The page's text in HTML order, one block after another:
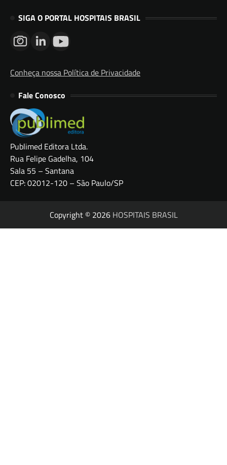
SIGA O PORTAL HOSPITAIS BRASIL
Conheça nossa Política de Privacidade
Fale Conosco
Publimed Editora Ltda.
Rua Felipe Gadelha, 104
Sala 55 – Santana
CEP: 02012-120 – São Paulo/SP
Copyright © 2026 HOSPITAIS BRASIL